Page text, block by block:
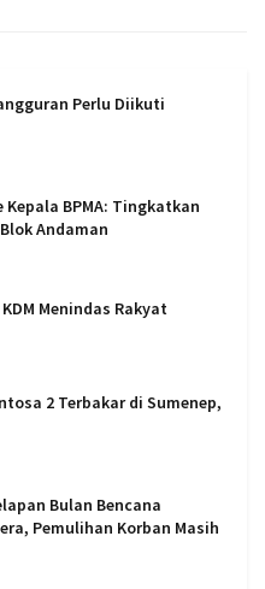
Perlu Diikuti
Kepala BPMA: Tingkatkan
Andaman
Menindas Rakyat
2 Terbakar di Sumenep,
Bulan Bencana
Pemulihan Korban Masih